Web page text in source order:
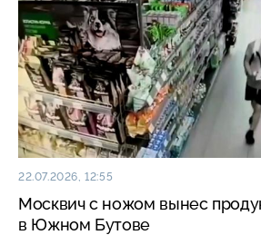
22.07.2026, 12:55
Москвич с ножом вынес
в Южном Бутове